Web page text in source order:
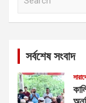
সর্বশেষ সংবাদ